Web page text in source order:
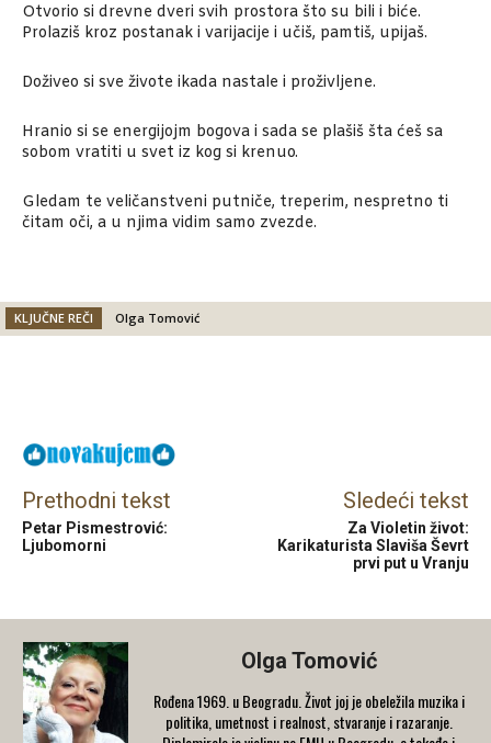
Otvorio si drevne dveri svih prostora što su bili i biće.
Prolaziš kroz postanak i varijacije i učiš, pamtiš, upijaš.
Doživeo si sve živote ikada nastale i proživljene.
Hranio si se energijojm bogova i sada se plašiš šta ćeš sa
sobom vratiti u svet iz kog si krenuo.
Gledam te veličanstveni putniče, treperim, nespretno ti
čitam oči, a u njima vidim samo zvezde.
KLJUČNE REČI Olga Tomović
Prethodni tekst
Petar Pismestrović:
Ljubomorni
Sledeći tekst
Za Violetin život:
Karikaturista Slaviša Ševrt
prvi put u Vranju
Olga Tomović
Rođena 1969. u Beogradu. Život joj je obeležila muzika i
politika, umetnost i realnost, stvaranje i razaranje.